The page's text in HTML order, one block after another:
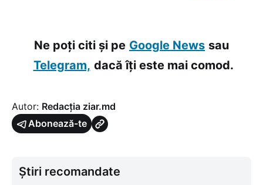
Ne poți citi și pe Google News sau
Telegram, dacă îți este mai comod.
Autor: Redacția ziar.md
Abonează-te
Știri recomandate